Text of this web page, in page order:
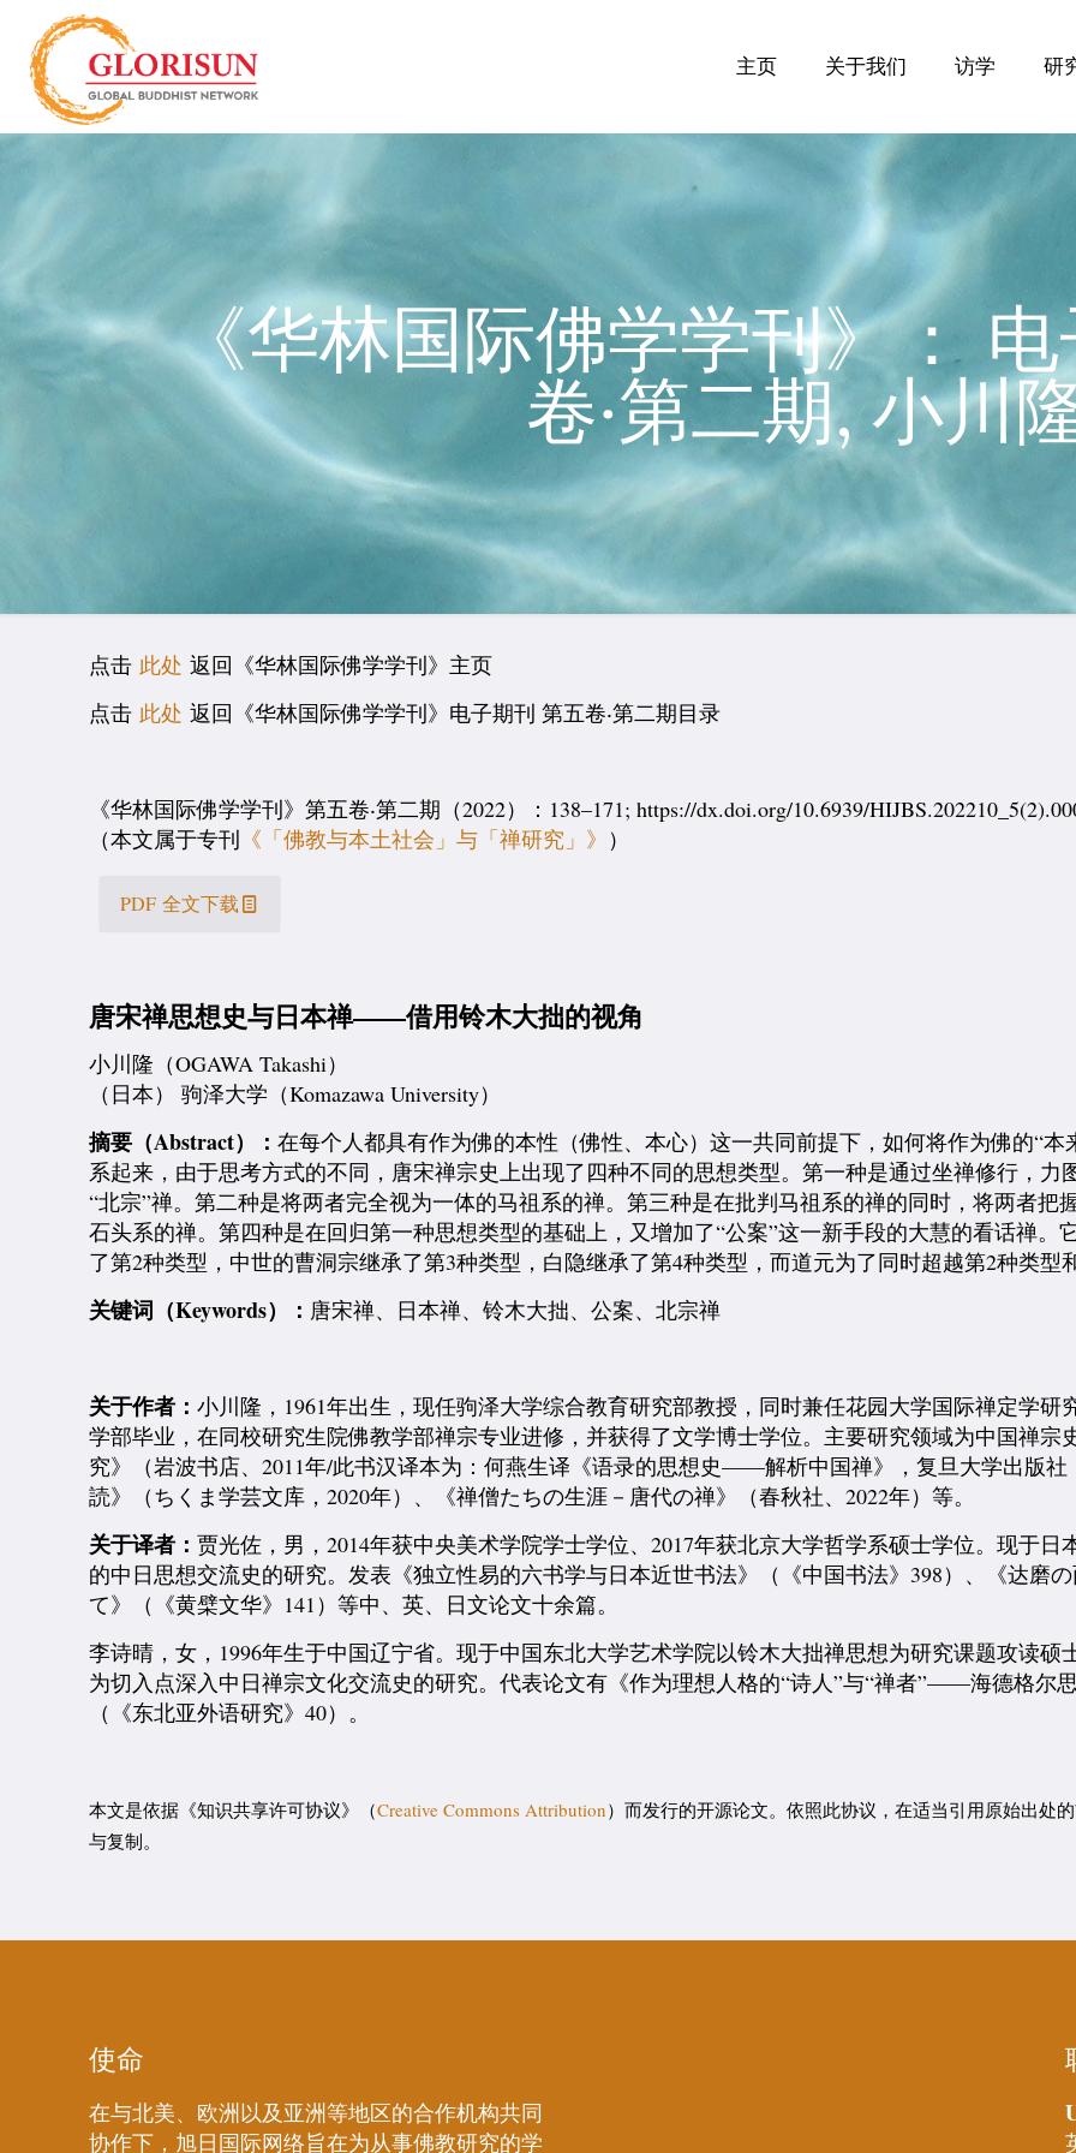
主页 关于我们 访学 研
《华林国际佛学学刊》：
卷‧第二期, 小川
点击 此处 返回《华林国际佛学学刊》主页
点击 此处 返回《华林国际佛学学刊》电子期刊 第五卷‧第二期目录
《华林国际佛学学刊》第五卷‧第二期（2022）：138–171; https://dx.doi.org/10.6939/
（本文属于专刊 《「佛教与本土社会」与「禅研究」》 ）
PDF 全文下载
唐宋禅思想史与日本禅——借用铃木大拙的视角
小川隆（OGAWA Takashi）
（日本） 驹泽大学（Komazawa University）
摘要（Abstract）：在每个人都具有作为佛的本性（佛性、本心）这一共同前提下，如何将作为佛的“
系起来，由于思考方式的不同，唐宋禅宗史上出现了四种不同的思想类型。第一种是通过坐禅修行，力
“北宗”禅。第二种是将两者完全视为一体的马祖系的禅。第三种是在批判马祖系的禅的同时，将两者
石头系的禅。第四种是在回归第一种思想类型的基础上，又增加了“公案”这一新手段的大慧的看话禅
了第2种类型，中世的曹洞宗继承了第3种类型，白隐继承了第4种类型，而道元为了同时超越第2种类型
关键词（Keywords）： 唐宋禅、日本禅、铃木大拙、公案、北宗禅
关于作者：小川隆，1961年出生，现任驹泽大学综合教育研究部教授，同时兼任花园大学国际禅定学
学部毕业，在同校研究生院佛教学部禅宗专业进修，并获得了文学博士学位。主要研究领域为中国禅
究》（岩波书店、2011年/此书汉译本为：何燕生译《语录的思想史——解析中国禅》，复旦大学出版
読》（ちくま学芸文库，2020年）、《禅僧たちの生涯－唐代の禅》（春秋社、2022年）等。
关于译者：贾光佐，男，2014年获中央美术学院学士学位、2017年获北京大学哲学系硕士学位。现于
的中日思想交流史的研究。发表《独立性易的六书学与日本近世书法》（《中国书法》398）、《达磨
て》（《黄檗文华》141）等中、英、日文论文十余篇。
李诗晴，女，1996年生于中国辽宁省。现于中国东北大学艺术学院以铃木大拙禅思想为研究课题攻读
为切入点深入中日禅宗文化交流史的研究。代表论文有《作为理想人格的“诗人”与“禅者”——海德格尔
（《东北亚外语研究》40）。
本文是依据《知识共享许可协议》（Creative Commons Attribution）而发行的开源论文。依照此协议，在适当引用原始出处
与复制。
使命
在与北美、欧洲以及亚洲等地区的合作机构共同
协作下，旭日国际网络旨在为从事佛教研究的学